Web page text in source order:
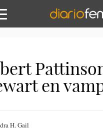
en
H. Gail